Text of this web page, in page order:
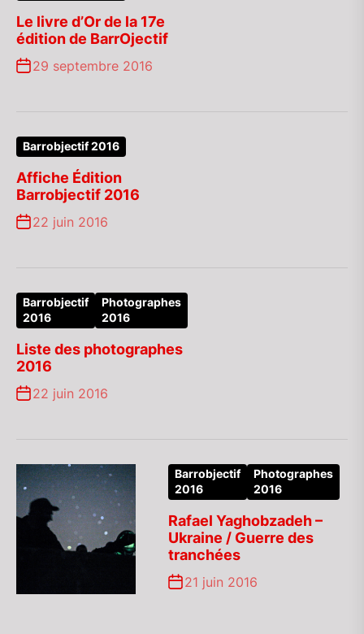
Le livre d’Or de la 17e
édition de BarrOjectif
29 septembre 2016
Barrobjectif 2016
Affiche Édition
Barrobjectif 2016
22 juin 2016
Barrobjectif
2016
Photographes
2016
Liste des photographes
2016
22 juin 2016
Barrobjectif
2016
Photographes
2016
Rafael Yaghobzadeh –
Ukraine / Guerre des
tranchées
21 juin 2016